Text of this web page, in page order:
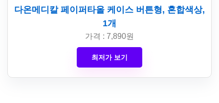
다온메디칼 페이퍼타올 케이스 버튼형, 혼합색상,
1개
가격 : 7,890원
최저가 보기